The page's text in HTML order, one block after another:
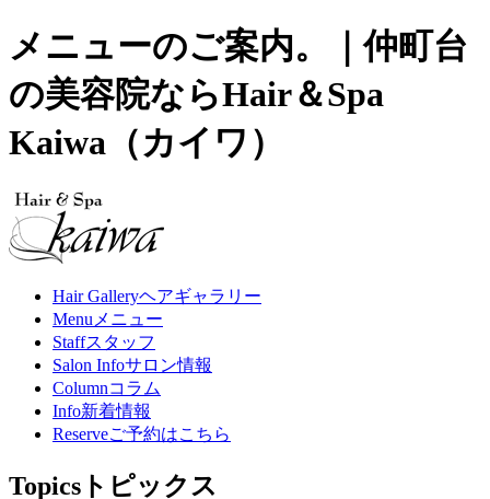
メニューのご案内。｜仲町台
の美容院ならHair＆Spa
Kaiwa（カイワ）
Hair Galleryヘアギャラリー
Menu メニュー
Staffスタッフ
Salon Infoサロン情報
Columnコラム
Info新着情報
Reserveご予約はこちら
Topics トピックス